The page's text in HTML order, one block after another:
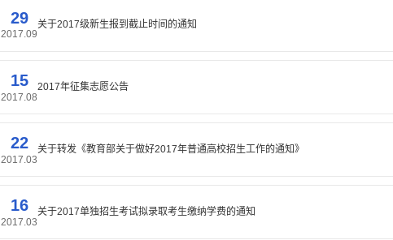
29
2017.09
关于2017级新生报到截止时间的通知
15
2017.08
2017年征集志愿公告
22
2017.03
关于转发《教育部关于做好2017年普通高校招生工作的通知》
16
2017.03
关于2017单独招生考试拟录取考生缴纳学费的通知